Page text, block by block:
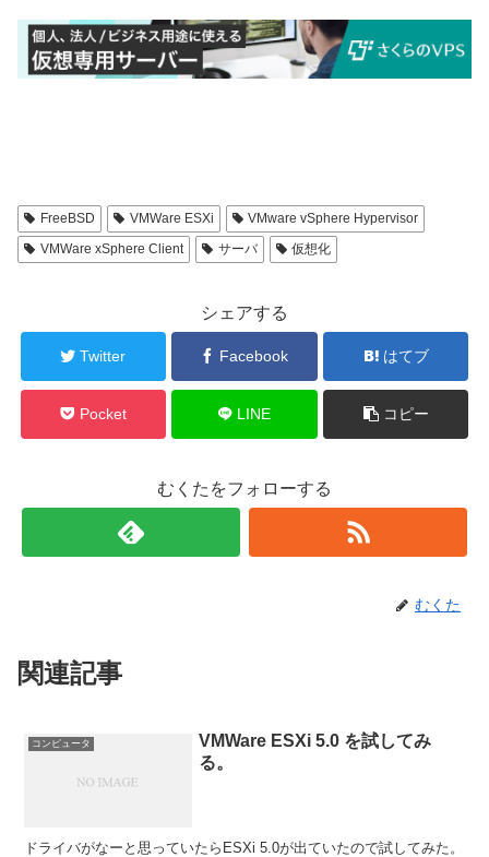
FreeBSD VMWare ESXi
VMware vSphere Hypervisor
VMWare xSphere Client
サーバ 仮想化
シェアする
Twitter Facebook はてブ
Pocket LINE コピー
むくたをフォローする
むくた
関連記事
コンピュータ
VMWare ESXi 5.0 を試してみ
る。
ドライバがなーと思っていたらESXi 5.0が出ていたので試してみた。